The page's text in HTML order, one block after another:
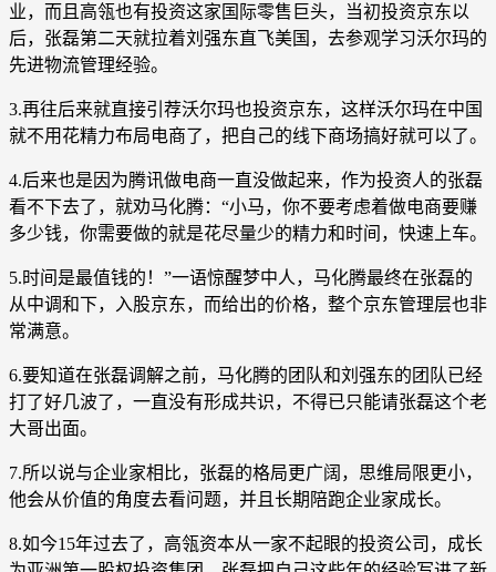
业，而且高瓴也有投资这家国际零售巨头，当初投资京东以
后，张磊第二天就拉着刘强东直飞美国，去参观学习沃尔玛的
先进物流管理经验。
3.再往后来就直接引荐沃尔玛也投资京东，这样沃尔玛在中国
就不用花精力布局电商了，把自己的线下商场搞好就可以了。
4.后来也是因为腾讯做电商一直没做起来，作为投资人的张磊
看不下去了，就劝马化腾：“小马，你不要考虑着做电商要赚
多少钱，你需要做的就是花尽量少的精力和时间，快速上车。
5.时间是最值钱的！”一语惊醒梦中人，马化腾最终在张磊的
从中调和下，入股京东，而给出的价格，整个京东管理层也非
常满意。
6.要知道在张磊调解之前，马化腾的团队和刘强东的团队已经
打了好几波了，一直没有形成共识，不得已只能请张磊这个老
大哥出面。
7.所以说与企业家相比，张磊的格局更广阔，思维局限更小，
他会从价值的角度去看问题，并且长期陪跑企业家成长。
8.如今15年过去了，高瓴资本从一家不起眼的投资公司，成长